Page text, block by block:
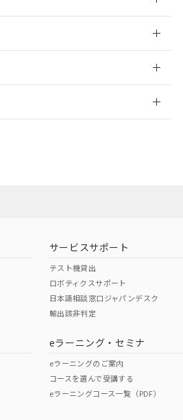
O
の製品の規格認証/適合状況ページへ
こちらのページからご検索ください
サービスサポート
テスト機貸出
ロボティクスサポート
日本語相談窓口ジャパンデスク
輸出該非判定
eラーニング・セミナ
eラーニングのご案内
コースを選んで受講する
eラーニングコース一覧（PDF）